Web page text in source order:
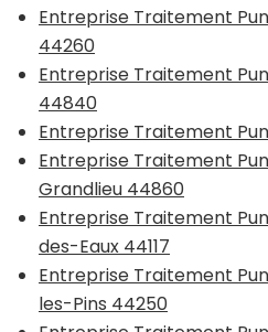
Entreprise Traitement
44260
Entreprise Traitement
44840
Entreprise Traitement
Entreprise Traitement
Grandlieu 44860
Entreprise Traitement
des-Eaux 44117
Entreprise Traitement
les-Pins 44250